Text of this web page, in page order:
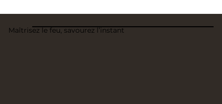
Maîtrisez le feu, savourez l’instant